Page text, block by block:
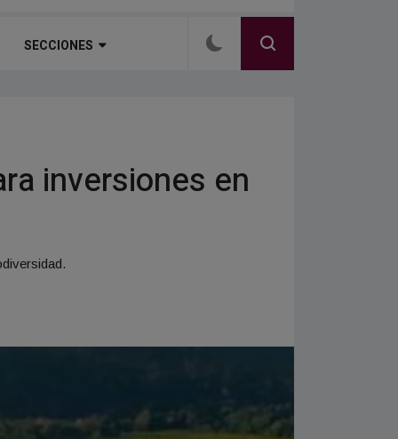
SECCIONES
inversiones en